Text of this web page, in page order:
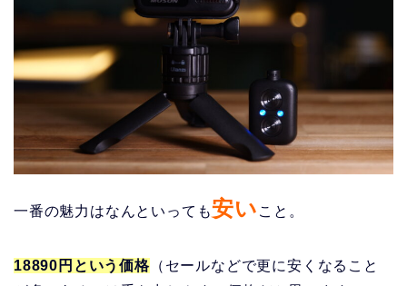
一番の魅力はなんといっても安い こと。
18890円という価格（セールなどで更に安くなること